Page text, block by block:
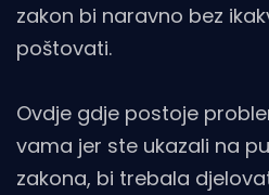
zakon bi naravno bez
poštovati.
Ovdje gdje postoje
vama jer ste ukazali na
zakona, bi trebala